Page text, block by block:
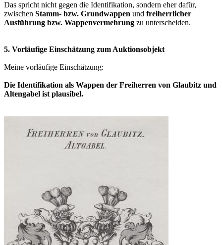
Das spricht nicht gegen die Identifikation, sondern eher dafür,
zwischen Stamm- bzw. Grundwappen und freiherrlicher
Ausführung bzw. Wappenvermehrung zu unterscheiden.
5. Vorläufige Einschätzung zum Auktionsobjekt
Meine vorläufige Einschätzung:
Die Identifikation als Wappen der Freiherren von Glaubitz und
Altengabel ist plausibel.